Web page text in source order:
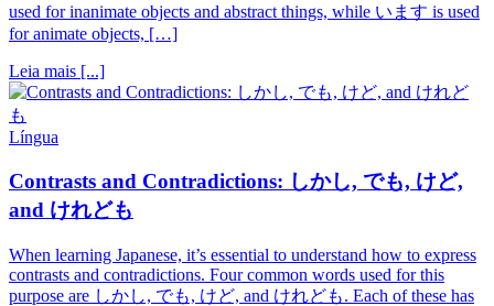
used for inanimate objects and abstract things, while います is used
for animate objects, […]
Leia mais [...]
Língua
Contrasts and Contradictions: しかし, でも, けど,
and けれども
When learning Japanese, it’s essential to understand how to express
contrasts and contradictions. Four common words used for this
purpose are しかし, でも, けど, and けれども. Each of these has